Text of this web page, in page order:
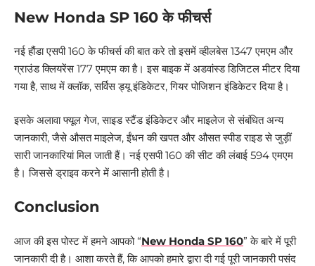
New Honda SP 160 के फीचर्स
नई हौंडा एसपी 160 के फीचर्स की बात करे तो इसमें व्हीलबेस 1347 एमएम और
ग्राउंड क्लियरेंस 177 एमएम का है। इस बाइक में अडवांस्ड डिजिटल मीटर दिया
गया है, साथ में क्लॉक, सर्विस ड्यू इंडिकेटर, गियर पोजिशन इंडिकेटर दिया है।
इसके अलावा फ्यूल गेज, साइड स्टैंड इंडिकेटर और माइलेज से संबंधित अन्य
जानकारी, जैसे औसत माइलेज, ईंधन की खपत और औसत स्पीड राइड से जुड़ीं
सारी जानकारियां मिल जाती हैं। नई एसपी 160 की सीट की लंबाई 594 एमएम
है। जिससे ड्राइव करने में आसानी होती है।
Conclusion
आज की इस पोस्ट में हमने आपको “New Honda SP 160” के बारे में पूरी
जानकारी दी है। आशा करते हैं, कि आपको हमारे द्वारा दी गई पूरी जानकारी पसंद